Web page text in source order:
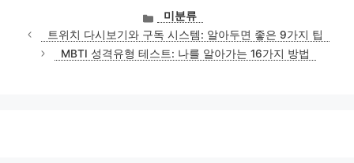
카
테
고
리
미분류
트위치 다시보기와 구독 시스템: 알아두면 좋은 9가지 팁
MBTI 성격유형 테스트: 나를 알아가는 16가지 방법